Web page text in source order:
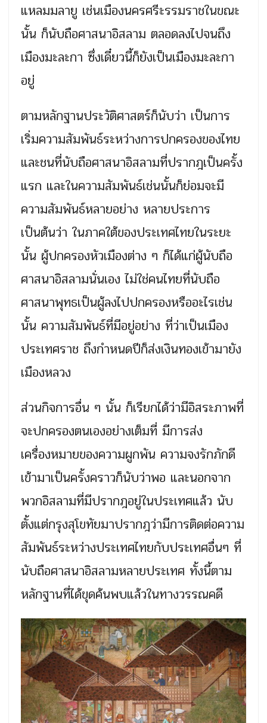
แหลมมลายู เช่นเมืองนครศรีะรรมราชในขณะ
นั้น ก็นับถือศาสนาอิสลาม ตลอดลงไปจนถึง
เมืองมะละกา ซึ่งเดี๋ยวนี้ก็ยังเป็นเมืองมะละกา
อยู่
ตามหลักฐานประวัติศาสตร์ก็นับว่า เป็นการ
เริ่มความสัมพันธ์ระหว่างการปกครองของไทย
และชนที่นับถือศาสนาอิสลามที่ปรากฎเป็นครั้ง
แรก และในความสัมพันธ์เช่นนั้นก็ย่อมจะมี
ความสัมพันธ์หลายอย่าง หลายประการ
เป็นต้นว่า ในภาคใต้ของประเทศไทยในระยะ
นั้น ผู้ปกครองหัวเมืองต่าง ๆ ก็ได้แก่ผู้นับถือ
ศาสนาอิสลามนั่นเอง ไม่ใช่คนไทยที่นับถือ
ศาสนาพุทธเป็นผู้ลงไปปกครองหรืออะไรเช่น
นั้น ความสัมพันธ์ที่มีอยู่อย่าง ที่ว่าเป็นเมือง
ประเทศราช ถึงกำหนดปีก็ส่งเงินทองเข้ามายัง
เมืองหลวง
ส่วนกิจการอื่น ๆ นั้น ก็เรียกได้ว่ามีอิสระภาพที่
จะปกครองตนเองอย่างเต็มที่ มีการส่ง
เครื่องหมายของความผูกพัน ความจงรักภักดี
เข้ามาเป็นครั้งคราวก็นับว่าพอ และนอกจาก
พวกอิสลามที่มีปรากฎอยู่ในประเทศแล้ว นับ
ตั้งแต่กรุงสุโขทัยมาปรากฎว่ามีการติดต่อความ
สัมพันธ์ระหว่างประเทศไทยกับประเทศอื่นๆ ที่
นับถือศาสนาอิสลามหลายประเทศ ทั้งนี้ตาม
หลักฐานที่ได้ขุดค้นพบแล้วในทางวรรณคดี